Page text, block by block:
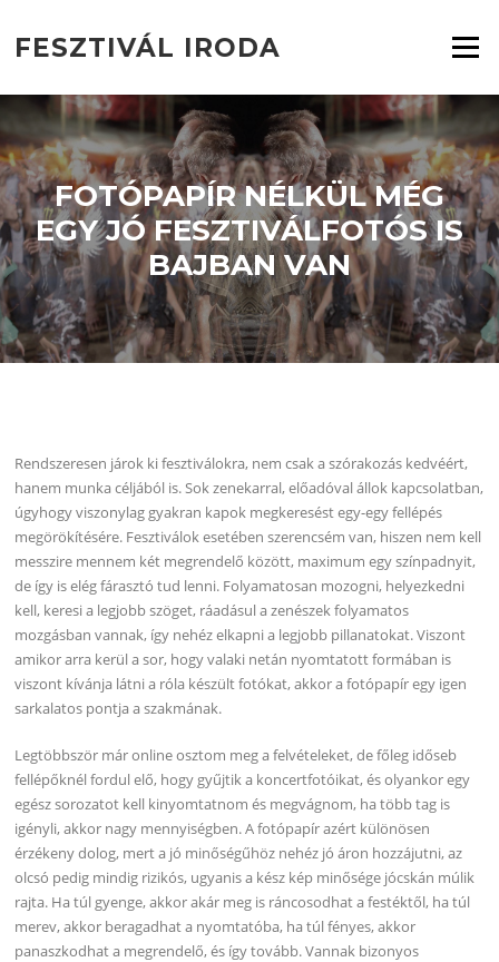
tartalomra
FESZTIVÁL IRODA Menü
FOTÓPAPÍR NÉLKÜL MÉG
EGY JÓ FESZTIVÁLFOTÓS IS
BAJBAN VAN
Rendszeresen járok ki fesztiválokra, nem csak a szórakozás kedvéért,
hanem munka céljából is. Sok zenekarral, előadóval állok kapcsolatban,
úgyhogy viszonylag gyakran kapok megkeresést egy-egy fellépés
megörökítésére. Fesztiválok esetében szerencsém van, hiszen nem kell
messzire mennem két megrendelő között, maximum egy színpadnyit,
de így is elég fárasztó tud lenni. Folyamatosan mozogni, helyezkedni
kell, keresi a legjobb szöget, ráadásul a zenészek folyamatos
mozgásban vannak, így nehéz elkapni a legjobb pillanatokat. Viszont
amikor arra kerül a sor, hogy valaki netán nyomtatott formában is
viszont kívánja látni a róla készült fotókat, akkor a fotópapír egy igen
sarkalatos pontja a szakmának.
Legtöbbször már online osztom meg a felvételeket, de főleg időseb
fellépőknél fordul elő, hogy gyűjtik a koncertfotóikat, és olyankor egy
egész sorozatot kell kinyomtatnom és megvágnom, ha több tag is
igényli, akkor nagy mennyiségben. A fotópapír azért különösen
érzékeny dolog, mert a jó minőségűhöz nehéz jó áron hozzájutni, az
olcsó pedig mindig rizikós, ugyanis a kész kép minősége jócskán múlik
rajta. Ha túl gyenge, akkor akár meg is ráncosodhat a festéktől, ha túl
merev, akkor beragadhat a nyomtatóba, ha túl fényes, akkor
panaszkodhat a megrendelő, és így tovább. Vannak bizonyos